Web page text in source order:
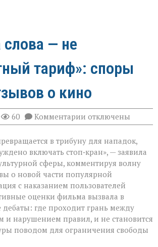
слова — не
тариф»: споры
о кино
60 Комментарии к
записи
слова — не
безлимитный
тариф»:
споры
вокруг
отзывов
о
кино
отключены
в трибуну для нападок,
включать стоп‑кран», — заявила
сферы, комментируя волну
о новой части популярной
с наказанием пользователей
оценки фильма вызвала в
дебаты: где проходит грань между
нарушением правил, и не становится
поводом для ограничения свободы